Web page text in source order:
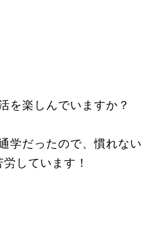
を楽しんでいますか？
学だったので、慣れない
しています！